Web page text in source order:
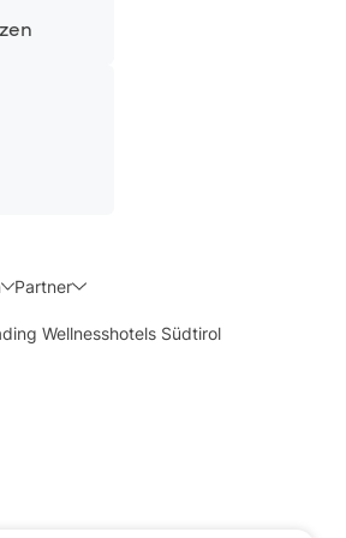
Partner
Wellnesshotels Südtirol